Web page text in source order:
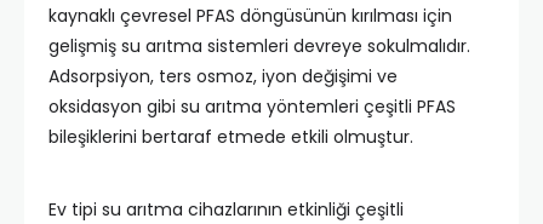
kaynaklı çevresel PFAS döngüsünün kırılması için
gelişmiş su arıtma sistemleri devreye sokulmalıdır.
Adsorpsiyon, ters osmoz, iyon değişimi ve
oksidasyon gibi su arıtma yöntemleri çeşitli PFAS
bileşiklerini bertaraf etmede etkili olmuştur.
Ev tipi su arıtma cihazlarının etkinliği çeşitli